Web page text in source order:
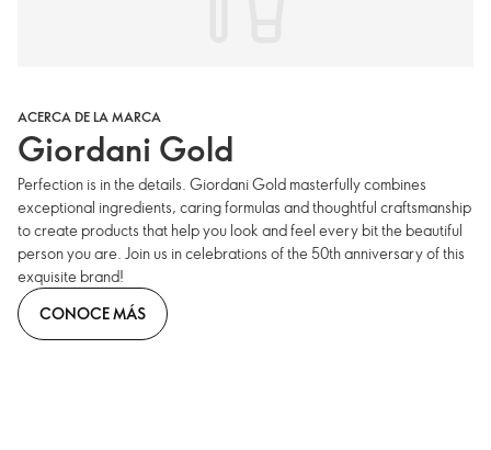
ACERCA DE LA MARCA
Giordani Gold
Perfection is in the details. Giordani Gold masterfully combines
exceptional ingredients, caring formulas and thoughtful craftsmanship
to create products that help you look and feel every bit the beautiful
person you are. Join us in celebrations of the 50th anniversary of this
exquisite brand!
CONOCE MÁS